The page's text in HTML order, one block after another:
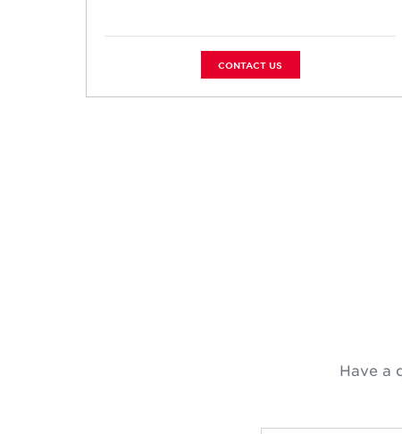
CONTACT US
Have a